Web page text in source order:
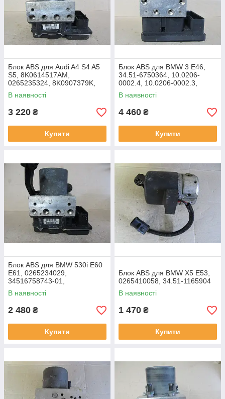
Блок ABS для Audi A4 S4 A5
S5, 8K0614517AM,
0265235324, 8K0907379K,
0265950605
В наявності
3 220 ₴
Купити
Блок ABS для BMW 3 E46,
34.51-6750364, 10.0206-
0002.4, 10.0206-0002.3,
6753842, 10.0960-0802.3
В наявності
4 460 ₴
Купити
Блок ABS для BMW 530i E60
E61, 0265234029,
34516758743-01,
34516768646-01,
34526768648-01,
В наявності
2 480 ₴
Купити
Блок ABS для BMW X5 E53,
0265410058, 34.51-1165904
В наявності
1 470 ₴
Купити